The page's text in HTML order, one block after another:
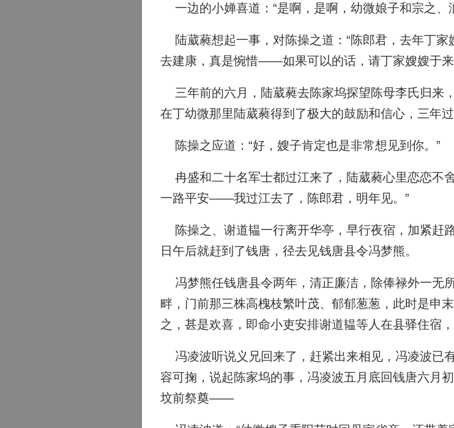
一边的小婵喜道：“是啊，是啊，幼微娘子和宗之、
陆葳蕤想起一事，对陈操之道：“陈郎君，去年丁家
去建康，真是惋惜——如果可以的话，请丁家嫂嫂于来
三年前的六月，陆葳蕤去陈家坞探望陈母李氏归来
在丁幼微那里陆葳蕤得到了极大的鼓励和信心，三
陈操之应道：“好，嫂子肯定也是非常想见到你。”
冉盛和二十名军士都过江来了，陆葳蕤心里恋恋不
一路平安——我过江去了，陈郎君，明年见。”
陈操之、谢道韫一行离开华亭，早行夜宿，加紧赶
日午后就赶到了钱唐，径去见钱唐县令冯梦熊。
冯梦熊任钱唐县令两年，清正廉洁，除俸禄外一无
畔，门前那三株高槐枝繁叶茂、郁郁葱葱，此时是申
之，甚是欢喜，即命小吏安排谢道韫等人在县驿住宿
冯凌波听说义兄回来了，赶紧出来相见，冯凌波已
容可掬，说起陈家坞的事，冯凌波五月底回钱唐六月
坟前祭奠——